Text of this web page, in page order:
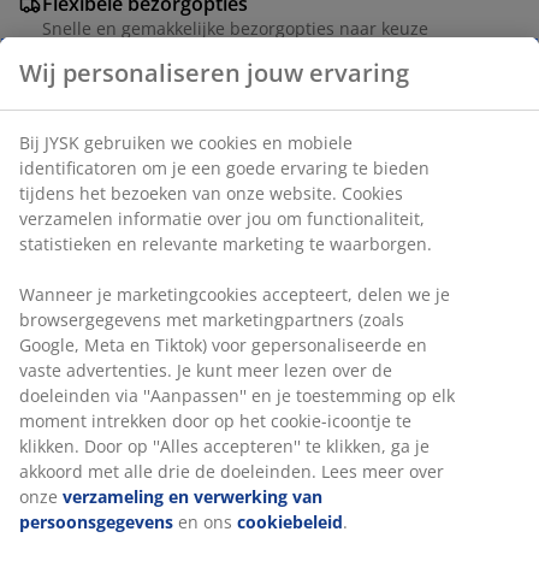
Snelle en gemakkelijke bezorgopties naar keuze
Specificaties
Beoordelingen
(1)
Levering
Wij personaliseren jouw ervaring
Bij JYSK gebruiken we cookies en mobiele
identificatoren om je een goede ervaring te bieden
tijdens het bezoeken van onze website. Cookies
verzamelen informatie over jou om functionaliteit,
statistieken en relevante marketing te waarborgen.
Wanneer je marketingcookies accepteert, delen we je
browsergegevens met marketingpartners (zoals
Google, Meta en Tiktok) voor gepersonaliseerde en
vaste advertenties. Je kunt meer lezen over de
doeleinden via ''Aanpassen'' en je toestemming op elk
moment intrekken door op het cookie-icoontje te
klikken. Door op ''Alles accepteren'' te klikken, ga je
akkoord met alle drie de doeleinden. Lees meer over
onze verzameling en verwerking van
persoonsgegevens en ons cookiebeleid.